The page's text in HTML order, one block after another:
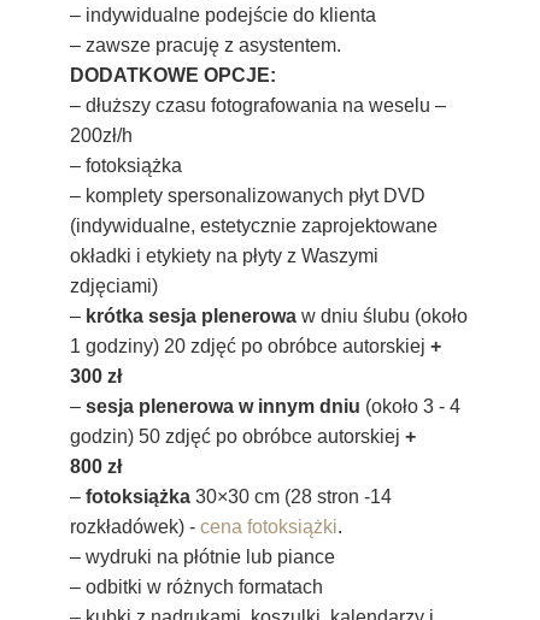
– indywidualne podejście do klienta
– zawsze pracuję z asystentem.
DODATKOWE OPCJE:
– dłuższy czasu fotografowania na weselu –
200zł/h
– fotoksiążka
– komplety spersonalizowanych płyt DVD
(indywidualne, estetycznie zaprojektowane
okładki i etykiety na płyty z Waszymi
zdjęciami)
– krótka sesja plenerowa w dniu ślubu (około
1 godziny) 20 zdjęć po obróbce autorskiej+
300 zł
–sesja plenerowa w innym dniu (około 3 - 4
godzin) 50 zdjęć po obróbce autorskiej+
800 zł
–fotoksiążka 30×30 cm (28 stron -14
rozkładówek) -cena fotoksiążki.
– wydruki na płótnie lub piance
– odbitki w różnych formatach